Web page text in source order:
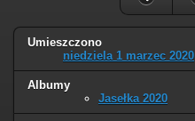
Umieszczono
niedziela 1 marzec 2020
Albumy
Jasełka 2020